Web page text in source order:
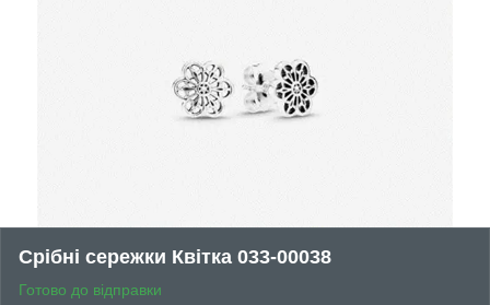
Срібні сережки Квітка 033-00038
Готово до відправки